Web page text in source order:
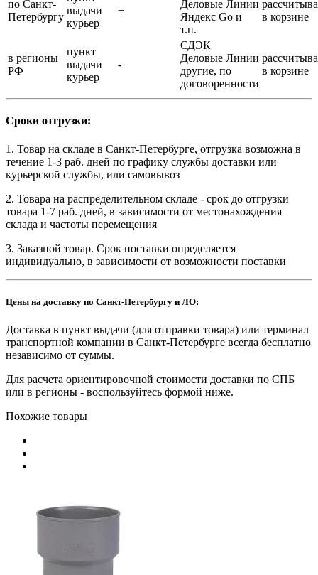
по Санкт-
Петербургу
выдачи
курьер
+
Деловые Линии
Яндекс Go и
т.п.
в корзине
в регионы
РФ
пункт
выдачи
курьер
-
СДЭК
Деловые Линии
другие, по
договоренности
в корзине
Сроки отгрузки:
1. Товар на складе в Санкт-Петербурге, отгрузка возможна в
течение 1-3 раб. дней по графику службы доставки или
курьерской службы, или самовывоз
2. Товара на распределительном складе - срок до отгрузки
товара 1-7 раб. дней, в зависимости от местонахождения
склада и частоты перемещения
3. Заказной товар. Срок поставки определяется
индивидуально, в зависимости от возможности поставки
Цены на доставку по Санкт-Петербургу и ЛО:
Доставка в пункт выдачи (для отправки товара) или терминал
транспортной компании в Санкт-Петербурге всегда бесплатно
независимо от суммы.
Для расчета ориентировочной стоимости доставки по СПБ
или в регионы - воспользуйтесь формой ниже.
Похожие товары